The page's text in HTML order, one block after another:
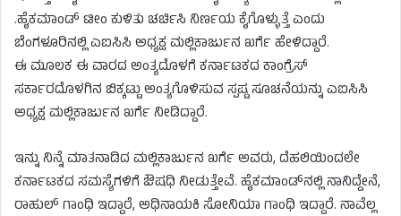
.ಹೈಕಮಾಂಡ್ ಟೀಂ ಕುಳಿತು ಚರ್ಚಿಸಿ ನಿರ್ಣಯ ಕೈಗೊಳ್ಳುತ್ತೆ ಎಂದು
ಬೆಂಗಳೂರಿನಲ್ಲಿ ಎಐಸಿಸಿ ಅಧ್ಯಕ್ಷ ಮಲ್ಲಿಕಾರ್ಜುನ ಖರ್ಗೆ ಹೇಳಿದ್ದಾರೆ.
ಈ ಮೂಲಕ ಈ ವಾರದ ಅಂತ್ಯದೊಳಗೆ ಕರ್ನಾಟಕದ ಕಾಂಗ್ರೆಸ್
ಸರ್ಕಾರದೊಳಗಿನ ಬಿಕ್ಕಟ್ಟು ಅಂತ್ಯಗೊಳಿಸುವ ಸ್ಪಷ್ಟ ಸೂಚನೆಯನ್ನು ಎಐಸಿಸಿ
ಅಧ್ಯಕ್ಷ ಮಲ್ಲಿಕಾರ್ಜುನ ಖರ್ಗೆ ನೀಡಿದ್ದಾರೆ.
ಇನ್ನು ನಿನ್ನೆ ಮಾತನಾಡಿದ ಮಲ್ಲಿಕಾರ್ಜುನ ಖರ್ಗೆ ಅವರು, ದೆಹಲಿಯಿಂದಲೇ
ಕರ್ನಾಟಕದ ಸಮಸ್ಯೆಗಳಿಗೆ ಔಷಧಿ ನೀಡುತ್ತೇವೆ. ಹೈಕಮಾಂಡ್‌ನಲ್ಲಿ ನಾನಿದ್ದೇನೆ,
ರಾಹುಲ್ ಗಾಂಧಿ ಇದ್ದಾರೆ, ಅಧಿನಾಯಕಿ ಸೋನಿಯಾ ಗಾಂಧಿ ಇದ್ದಾರೆ. ನಾವೆಲ್ಲ